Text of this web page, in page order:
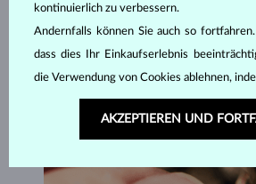
kontinuierlich zu verbessern.
Andernfalls können Sie auch so
dass dies Ihr Einkaufserlebnis
die Verwendung von Cookies ablehnen,
AKZEPTIEREN UND